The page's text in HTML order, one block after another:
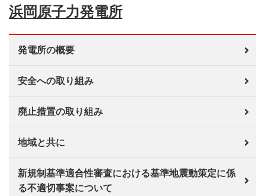
浜岡原子力発電所
発電所の概要
安全への取り組み
廃止措置の取り組み
地域と共に
新規制基準適合性審査における基準地震動策定に係
る不適切事案について